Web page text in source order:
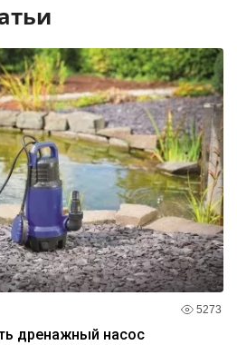
5273
дренажный насос